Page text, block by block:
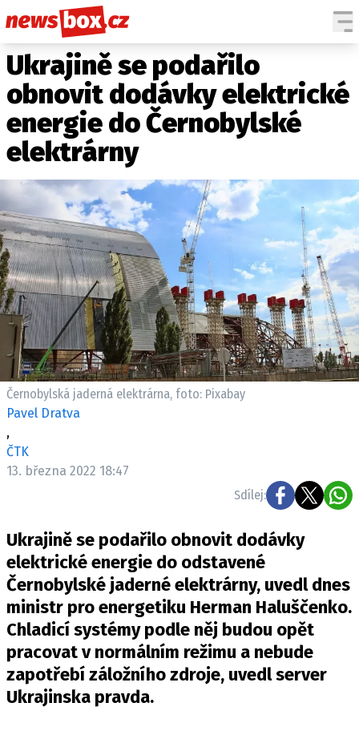
DOMÁCÍ
ZAHRANIČÍ
KRIMI
EKONOMIKA
KULTURA
SPOLEČNOST
SPORT
ČESKÉ CELEBRITY
SVĚTOVÉ CELEBRITY
SLEDUJTE NÁS NA|
Máte příběh, fotku nebo video?
Pošlete e-mail na newsbox.cz
OSOBNÍ ÚDAJE / COOKIES
VOLNÁ MÍSTA
Provozovatelem serveru newsbox.cz je
INCORP MEDIA GROUP s.r.o., IČ: 118 23 054
Ukrajině se podařilo
obnovit dodávky elektrické
energie do Černobylské
elektrárny
Černobylská jaderná elektrárna, foto: Pixabay
Pavel Dratva
,
ČTK
13. března 2022 18:47
Sdílej:
Ukrajině se podařilo obnovit dodávky
elektrické energie do odstavené
Černobylské jaderné elektrárny, uvedl dnes
ministr pro energetiku Herman Haluščenko.
Chladicí systémy podle něj budou opět
pracovat v normálním režimu a nebude
zapotřebí záložního zdroje, uvedl server
Ukrajinska pravda.